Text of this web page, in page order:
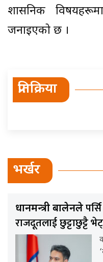
प्रशासनिक
जनाइएको छ ।
प्रतिक्रिया
भर्खर
प्रधानमन्त्री बालेनले
राजदूतलाई छुट्टाछुट्टै